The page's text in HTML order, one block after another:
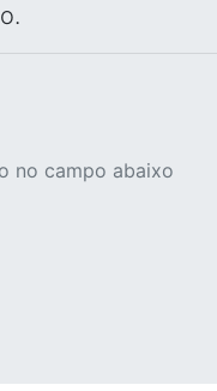
no campo abaixo